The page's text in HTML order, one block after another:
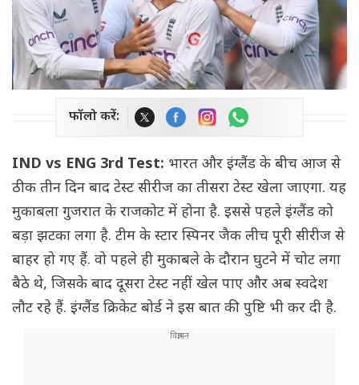
फॉलो करें:
IND vs ENG 3rd Test: भारत और इंग्लैंड के बीच आज से
ठीक तीन दिन बाद टेस्ट सीरीज का तीसरा टेस्ट खेला जाएगा. यह
मुकाबला गुजरात के राजकोट में होना है. इससे पहले इंग्लैंड को
बड़ा झटका लगा है. टीम के स्टार स्पिनर जैक लीच पूरी सीरीज से
बाहर हो गए हैं. वो पहले ही मुकाबले के दौरान घुटने में चोट लगा
बैठे थे, जिसके बाद दूसरा टेस्ट नहीं खेल पाए और अब स्वदेश
लौट रहे हैं. इंग्लैंड क्रिकेट बोर्ड ने इस बात की पुष्टि भी कर दी है.